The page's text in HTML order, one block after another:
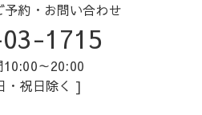
予約・お問い合わせ
1715
10:00～20:00
・祝日除く ]